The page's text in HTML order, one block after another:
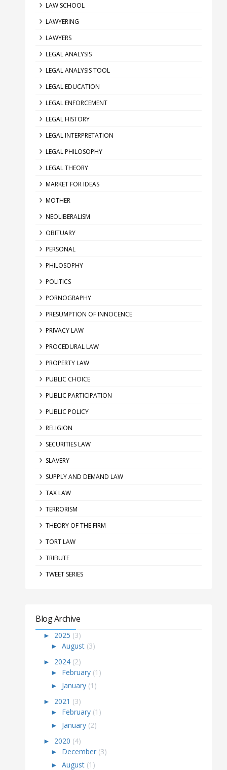
LAW SCHOOL
LAWYERING
LAWYERS
LEGAL ANALYSIS
LEGAL ANALYSIS TOOL
LEGAL EDUCATION
LEGAL ENFORCEMENT
LEGAL HISTORY
LEGAL INTERPRETATION
LEGAL PHILOSOPHY
LEGAL THEORY
MARKET FOR IDEAS
MOTHER
NEOLIBERALISM
OBITUARY
PERSONAL
PHILOSOPHY
POLITICS
PORNOGRAPHY
PRESUMPTION OF INNOCENCE
PRIVACY LAW
PROCEDURAL LAW
PROPERTY LAW
PUBLIC CHOICE
PUBLIC PARTICIPATION
PUBLIC POLICY
RELIGION
SECURITIES LAW
SLAVERY
SUPPLY AND DEMAND LAW
TAX LAW
TERRORISM
THEORY OF THE FIRM
TORT LAW
TRIBUTE
TWEET SERIES
Blog Archive
► 2025 (3)
► August (3)
► 2024 (2)
► February (1)
► January (1)
► 2021 (3)
► February (1)
► January (2)
► 2020 (4)
► December (3)
► August (1)